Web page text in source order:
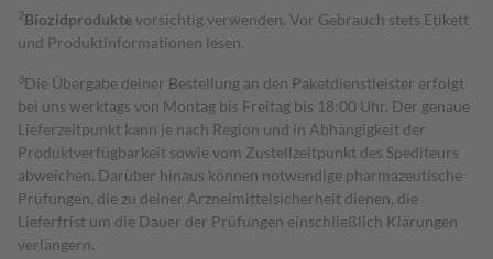
2Biozidproduktevorsichtig verwenden. Vor Gebrauch stets Etikett
und Produktinformationen lesen.
3Die Übergabe deiner Bestellung an den Paketdienstleister erfolgt
bei uns werktags von Montag bis Freitag bis 18:00 Uhr. Der genaue
Lieferzeitpunkt kann je nach Region und in Abhängigkeit der
Produktverfügbarkeit sowie vom Zustellzeitpunkt des Spediteurs
abweichen. Darüber hinaus können notwendige pharmazeutische
Prüfungen, die zu deiner Arzneimittelsicherheit dienen, die
Lieferfrist um die Dauer der Prüfungen einschließlich Klärungen
verlängern.